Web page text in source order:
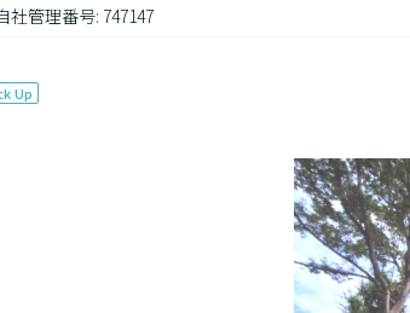
社管理番号: 747147
Up